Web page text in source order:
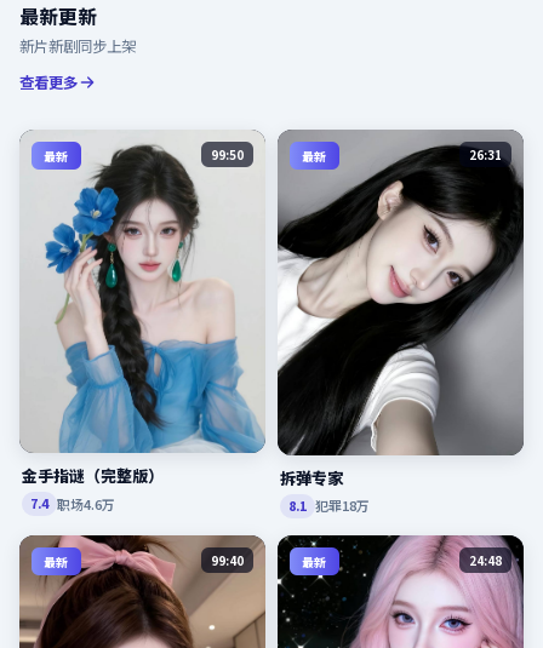
最新更新
新片新剧同步上架
查看更多
最新 99:50
金手指谜（完整版）
7.4 职场4.6万
最新 26:31
拆弹专家
8.1 犯罪18万
最新 99:40 最新 24:48